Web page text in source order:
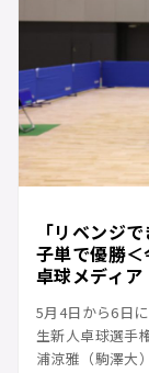
「リベンジ
子単で優勝
卓球メディア
5月4日から6日
生新人卓球選手
浦涼雅（駒澤大